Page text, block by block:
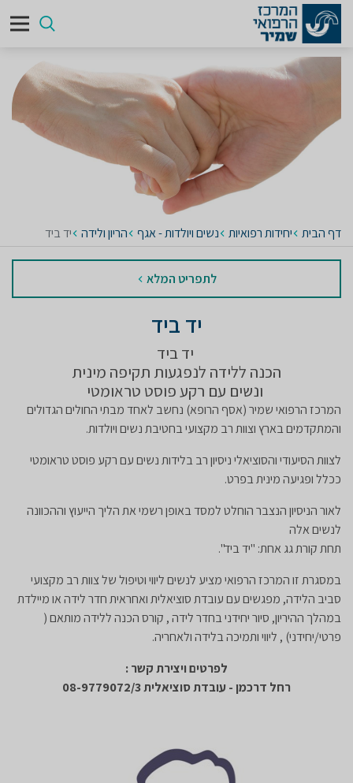
דף הבית יחידות רפואיות נשים ויולדות - אגף הריון ולידה יד ביד
לתפריט המלא
יד ביד
יד ביד
הכנה ללידה לנפגעות תקיפה מינית
ונשים עם רקע פוסט טראומטי
המרכז הרפואי שמיר (אסף הרופא) נחשב לאחד מבתי החולים הגדולים
והמתקדמים בארץ וצוות רב מקצועי בחטיבת נשים ויולדות.
לצוות הסיעודי והסוציאלי ניסיון רב בלידות נשים עם רקע פוסט טראומטי
ככלל ופגיעה מינית בפרט.
לאור הניסיון הנצבר הוחלט למסד באופן רשמי את הליך הייעוץ וההכוונה
לנשים אלה
תחת קורת גג אחת: "יד ביד".
במסגרת זו המרכז הרפואי מציע לנשים ליווי וטיפול של צוות רב מקצועי
סביב הלידה, מפגשים עם עובדת סוציאלית ואחראית חדר לידה או מיילדת
במהלך ההיריון, סיור יחידני בחדר לידה , קורס הכנה ללידה מותאם (
פרטי/יחידני) , ליווי ותמיכה בלידה ולאחריה.
לפרטים ויצירת קשר :
רחל דרכמן - עובדת סוציאלית 08-9779072/3